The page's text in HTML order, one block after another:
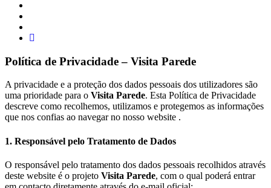
Política de Privacidade – Visita Parede
A privacidade e a proteção dos dados pessoais dos utilizadores são
uma prioridade para o Visita Parede. Esta Política de Privacidade
descreve como recolhemos, utilizamos e protegemos as informações
que nos confias ao navegar no nosso website .
1. Responsável pelo Tratamento de Dados
O responsável pelo tratamento dos dados pessoais recolhidos através
deste website é o projeto Visita Parede, com o qual poderá entrar